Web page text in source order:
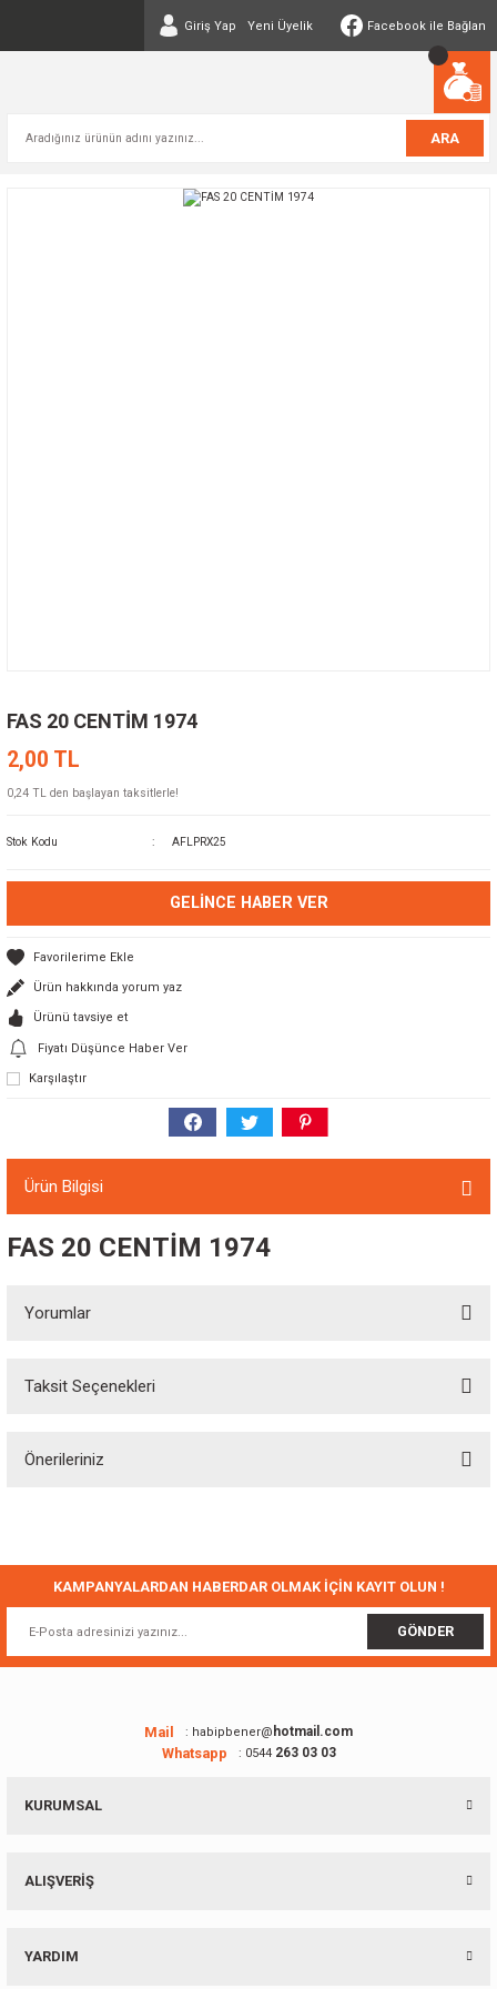
Giriş Yap Yeni Üyelik Facebook ile Bağlan
ARA
FAS 20 CENTİM 1974
2,00 TL
0,24 TL den başlayan taksitlerle!
Stok Kodu AFLPRX25
GELINCE HABER VER
Ürün hakkında yorum yaz
Ürünü tavsiye et
Fiyatı Düşünce Haber Ver
Karşılaştır
Ürün Bilgisi
FAS 20 CENTİM 1974
Yorumlar
Taksit Seçenekleri
Önerileriniz
Ürün resmi kalitesiz, bozuk veya görüntülenemiyor.
Ürün fiyatı diğer sitelerden daha pahalı.
Bu ürüne benzer farklı alternatifler olmalı.
KAMPANYALARDAN HABERDAR OLMAK İÇİN KAYIT OLUN !
GÖNDER
Mail : habipbener@ hotmail.com
Whatsapp : 0544263 03 03
KURUMSAL
ALIŞVERİŞ
YARDIM